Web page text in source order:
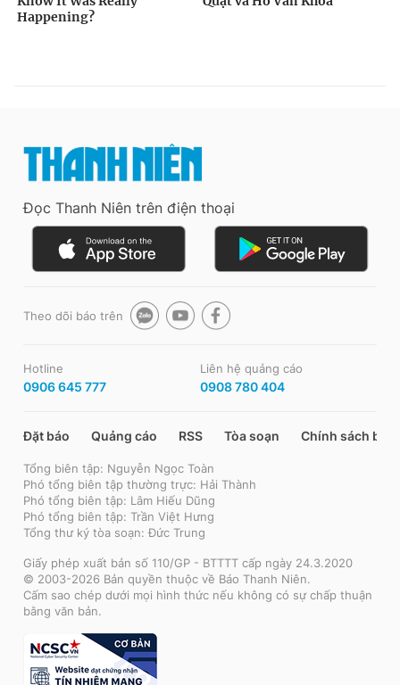
Đọc Thanh Niên trên điện thoại
Theo dõi báo trên
Hotline
0906 645 777
Liên hệ quảng cáo
0908 780 404
Đặt báo Quảng cáo RSS Tòa soạn Chính sách bảo
Tổng biên tập: Nguyễn Ngọc Toàn
Phó tổng biên tập thường trực: Hải Thành
Phó tổng biên tập: Lâm Hiếu Dũng
Phó tổng biên tập: Trần Việt Hưng
Tổng thư ký tòa soạn: Đức Trung
Giấy phép xuất bản số 110/GP - BTTTT cấp ngày 24.3.2020
© 2003-2026 Bản quyền thuộc về Báo Thanh Niên.
Cấm sao chép dưới mọi hình thức nếu không có sự chấp thuận
bằng văn bản.